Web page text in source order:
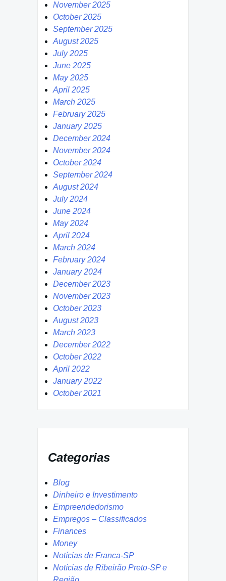
November 2025
October 2025
September 2025
August 2025
July 2025
June 2025
May 2025
April 2025
March 2025
February 2025
January 2025
December 2024
November 2024
October 2024
September 2024
August 2024
July 2024
June 2024
May 2024
April 2024
March 2024
February 2024
January 2024
December 2023
November 2023
October 2023
August 2023
March 2023
December 2022
October 2022
April 2022
January 2022
October 2021
Categorias
Blog
Dinheiro e Investimento
Empreendedorismo
Empregos – Classificados
Finances
Money
Notícias de Franca-SP
Notícias de Ribeirão Preto-SP e